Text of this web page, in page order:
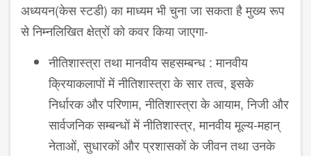
अध्ययन(केस स्टडी) का माध्यम भी चुना जा सकता है मुख्य रूप
से निम्नलिखित क्षेत्रों को कवर किया जाएगा-
नीतिशास्त्रा तथा मानवीय सहसम्बन्ध : मानवीय
क्रियाकलापों में नीतिशास्त्रा के सार तत्व, इसके
निर्धारक और परिणाम, नीतिशास्त्रा के आयाम, निजी और
सार्वजनिक सम्बन्धों में नीतिशास्त्र, मानवीय मूल्य-महान्
नेताओं, सुधारकों और प्रशासकों के जीवन तथा उनके